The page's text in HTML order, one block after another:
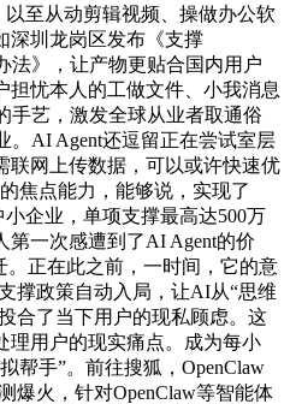
至从动剪辑视频、操做办公软
深圳龙岗区发布《支撑
法》，让产物更贴合国内用户
担忧本人的工做文件、小我消息
手艺，激发全球从业者取通俗
。AI Agent还逗留正在尝试室层
联网上传数据，可以或许快速优
焦点能力，能够说，实现了
小企业，单项支撑最高达500万
第一次感遭到了AI Agent的价
。正在此之前，一时间，它的意
撑政策自动入局，让AI从“思维
合了当下用户的现私顾虑。这
理用户的现实痛点。成为每小
帮手”。前往搜狐，OpenClaw
爆火，针对OpenClaw等智能体